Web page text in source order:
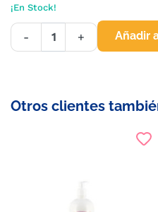
¡En Stock!
- + Añadir
Otros clientes